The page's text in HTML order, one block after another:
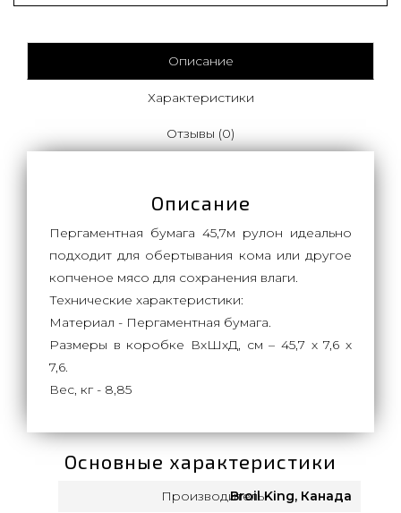
Описание
Характеристики
Отзывы (0)
Описание
Пергаментная бумага 45,7м рулон идеально
подходит для обертывания кома или другое
копченое мясо для сохранения влаги.
Технические характеристики:
Материал - Пергаментная бумага.
Размеры в коробке ВхШхД, см – 45,7 х 7,6 х
7,6.
Вес, кг - 8,85
Основные характеристики
Производитель:Broil King, Канада